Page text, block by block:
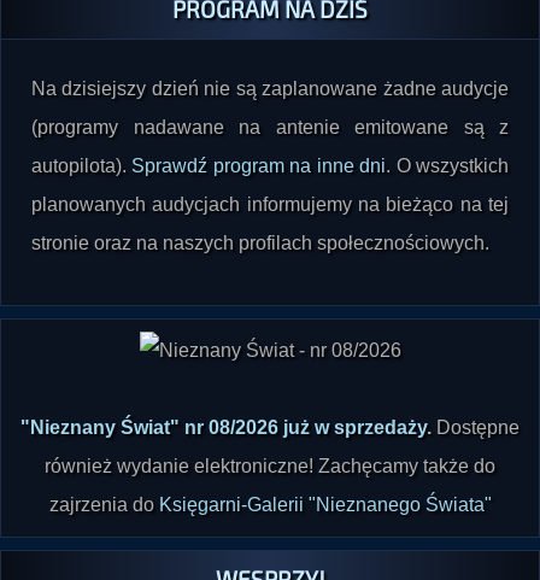
Na dzisiejszy dzień nie są zaplanowane żadne audycje
(programy nadawane na antenie emitowane są z
autopilota).
Sprawdź program na inne dni. O wszystkich
planowanych audycjach informujemy na bieżąco na tej
stronie oraz na naszych profilach społecznościowych.
również wydanie elektroniczne! Zachęcamy także do
zajrzenia doKsięgarni-Galerii "Nieznanego Świata"
WESPRZYJ
RADIO PARANORMALIUM